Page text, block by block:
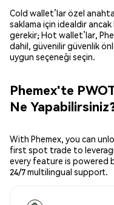
Cold wallet’lar özel
saklama için idealdir ancak
gerekir; Hot wallet’lar,
dahil, güvenilir güvenlik
uygun seçeneği seçin.
Phemex'te
Ne
With Phemex, you can
first spot trade to
every feature is powered
24/7 multilingual support.